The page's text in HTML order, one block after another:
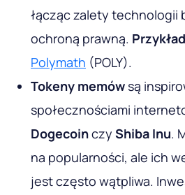
łącząc zalety technologii
ochroną prawną.
Polymath (POLY).
Tokeny memówsą
społecznościami
Dogecoinczy Shiba Inu.
na popularności, ale ich
jest często wątpliwa.